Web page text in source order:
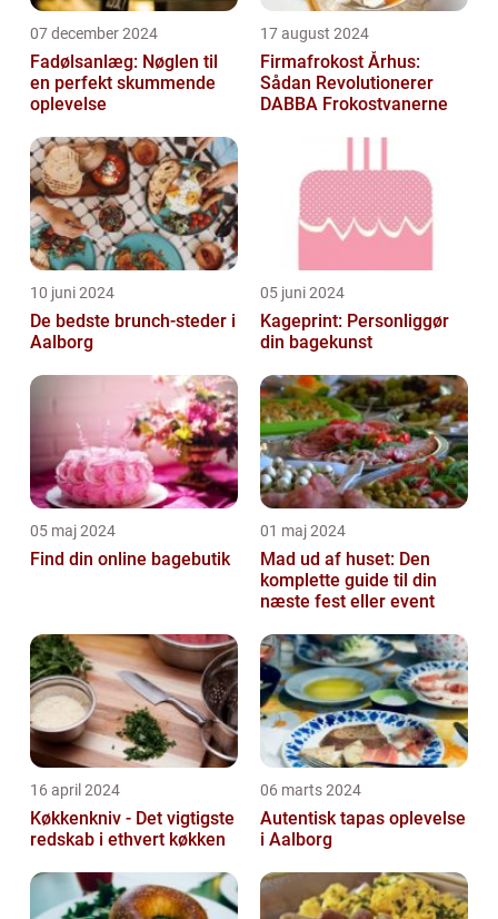
07 december 2024
Fadølsanlæg: Nøglen til
en perfekt skummende
oplevelse
17 august 2024
Firmafrokost Århus:
Sådan Revolutionerer
DABBA Frokostvanerne
10 juni 2024
De bedste brunch-steder i
Aalborg
05 juni 2024
Kageprint: Personliggør
din bagekunst
05 maj 2024
Find din online bagebutik
01 maj 2024
Mad ud af huset: Den
komplette guide til din
næste fest eller event
16 april 2024
Køkkenkniv - Det vigtigste
redskab i ethvert køkken
06 marts 2024
Autentisk tapas oplevelse
i Aalborg